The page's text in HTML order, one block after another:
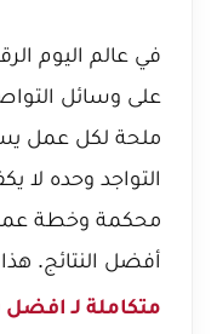
في عالم اليوم
على وسائل
ملحة لكل عمل
التواجد وحده لا
محكمة وخطة
أفضل النتائج.
متكاملة لـ